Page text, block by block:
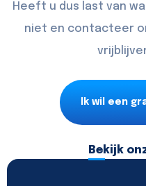
Heeft u dus last van
niet en contacteer
Ik wil een
Bekijk